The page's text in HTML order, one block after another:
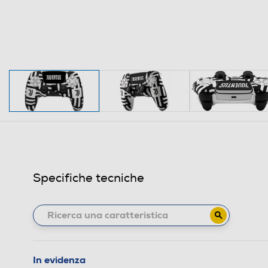
Specifiche tecniche
In evidenza